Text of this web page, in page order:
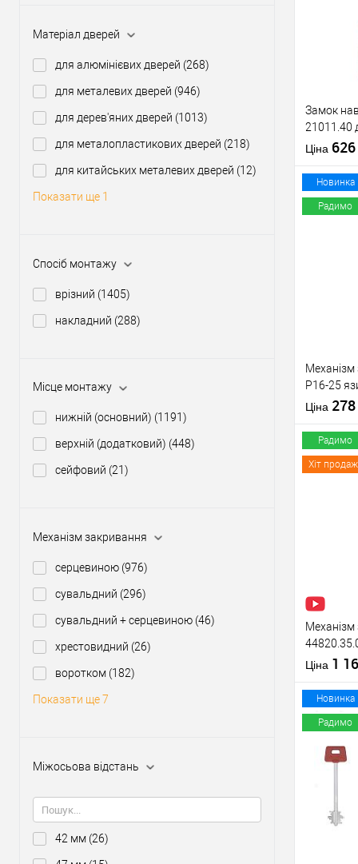
Матеріал дверей
для алюмінієвих дверей (268)
для металевих дверей (946)
для дерев'яних дверей (1013)
для металопластикових дверей (218)
для китайських металевих дверей (12)
Показати ще 1
Спосіб монтажу
врізний (1405)
накладний (288)
Місце монтажу
нижній (основний) (1191)
верхній (додатковий) (448)
сейфовий (21)
Механізм закривання
серцевиною (976)
сувальдний (296)
сувальдний + серцевиною (46)
хрестовидний (26)
воротком (182)
Показати ще 7
Міжосьова відстань
42 мм (26)
Матеріал
Країна
Міжосьова
відстань
Замок
21011.40
ключа)
Ціна 626
У
Тип товару
Тип ключа
Країна
Новинка
Радимо
Механізм
P16-25
матовий
Ціна 278
У
Виробник
Тип товару
Матеріал
Країна
Міжосьова
відстань
Радимо
Хіт
Механізм
Ціна 1
У
Новинка
Радимо